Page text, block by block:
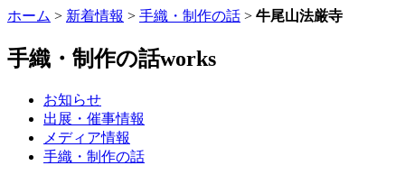
ホーム > 新着情報 > 手織・制作の話 > 牛尾山法厳寺
手織・制作の話works
お知らせ
出展・催事情報
メディア情報
手織・制作の話